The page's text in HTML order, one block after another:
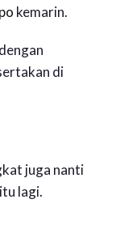
kemarin.
di
juga nanti
lagi.